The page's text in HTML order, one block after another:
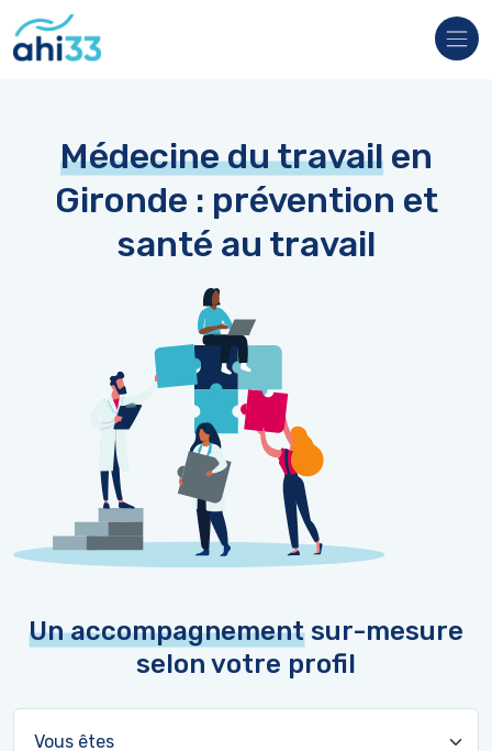
noter
Ce
système
d'accessibilité.Médecine du travailen
Gironde : prévention et
santé au travail
Un accompagnementsur-mesure
selon votre profil